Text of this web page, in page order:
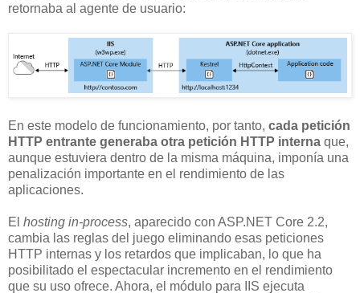
retornaba al agente de usuario:
En este modelo de funcionamiento, por tanto, cada petición
HTTP entrante generaba otra petición HTTP interna que,
aunque estuviera dentro de la misma máquina, imponía una
penalización importante en el rendimiento de las
aplicaciones.
El hosting in-process, aparecido con ASP.NET Core 2.2,
cambia las reglas del juego eliminando esas peticiones
HTTP internas y los retardos que implicaban, lo que ha
posibilitado el espectacular incremento en el rendimiento
que su uso ofrece. Ahora, el módulo para IIS ejecuta